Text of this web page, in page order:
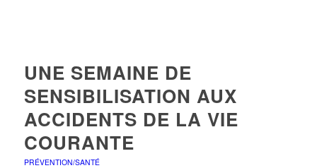
UNE SEMAINE DE
SENSIBILISATION AUX
ACCIDENTS DE LA VIE
COURANTE
PRÉVENTION/SANTÉ